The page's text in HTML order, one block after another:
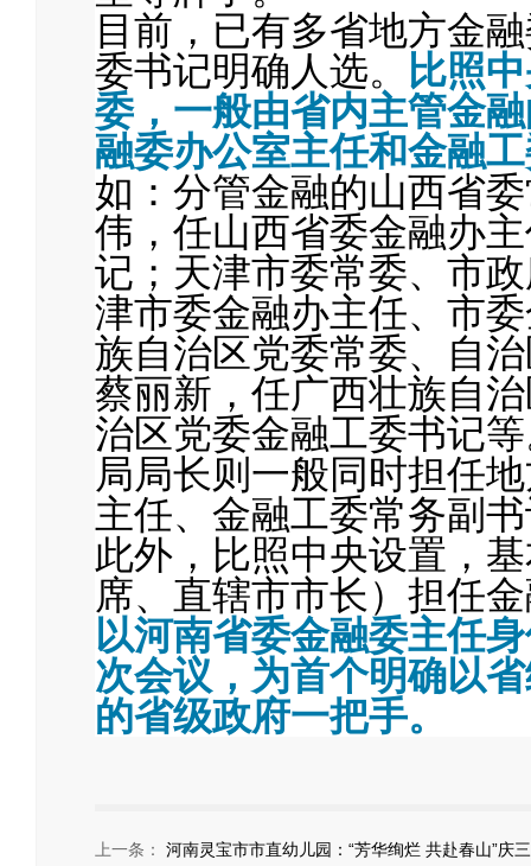
目前，已有多省地方金
委书记明确人选。
比照
委，一般由省内主管金
融委办公室主任和金融
如：分管金融的山西省
伟，任山西省委金融办
记；天津市委常委、市
津市委金融办主任、市
族自治区党委常委、自
蔡丽新，任广西壮族自
治区党委金融工委书记
局局长则一般同时担任
主任、金融工委常务副
此外，比照中央设置，
席、直辖市市长）担任
以河南省委金融委主任
次会议，为首个明确以
的省级政府一把手。
上一条： 河南灵宝市市直幼儿园：“芳华绚烂 共赴春山”庆